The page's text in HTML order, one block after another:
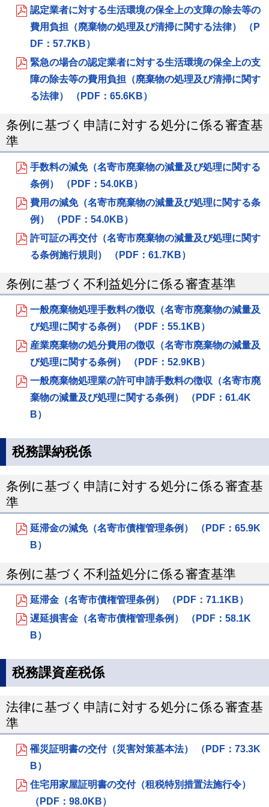
認定業者に対する生活環境の保全上の支障の除去等の
費用負担（廃棄物の処理及び清掃に関する法律） （P
DF：57.7KB）
緊急の場合の認定業者に対する生活環境の保全上の支
障の除去等の費用負担（廃棄物の処理及び清掃に関す
る法律） （PDF：65.6KB）
条例に基づく申請に対する処分に係る審査基
準
手数料の減免（名寄市廃棄物の減量及び処理に関する
条例） （PDF：54.0KB）
費用の減免（名寄市廃棄物の減量及び処理に関する条
例） （PDF：54.0KB）
許可証の再交付（名寄市廃棄物の減量及び処理に関す
る条例施行規則） （PDF：61.7KB）
条例に基づく不利益処分に係る審査基準
一般廃棄物処理手数料の徴収（名寄市廃棄物の減量及
び処理に関する条例） （PDF：55.1KB）
産業廃棄物の処分費用の徴収（名寄市廃棄物の減量及
び処理に関する条例） （PDF：52.9KB）
一般廃棄物処理業の許可申請手数料の徴収（名寄市廃
棄物の減量及び処理に関する条例） （PDF：61.4K
B）
税務課納税係
条例に基づく申請に対する処分に係る審査基
準
延滞金の減免（名寄市債権管理条例） （PDF：65.9K
B）
条例に基づく不利益処分に係る審査基準
延滞金（名寄市債権管理条例） （PDF：71.1KB）
遅延損害金（名寄市債権管理条例） （PDF：58.1K
B）
税務課資産税係
法律に基づく申請に対する処分に係る審査基
準
罹災証明書の交付（災害対策基本法） （PDF：73.3K
B）
住宅用家屋証明書の交付（租税特別措置法施行令）
（PDF：98.0KB）